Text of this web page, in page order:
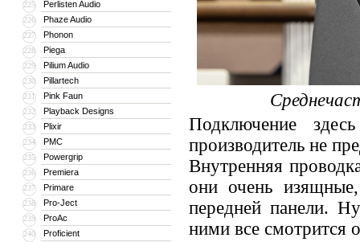
225 Perlisten Audio
226 Phaze Audio
227 Phonon
228 Piega
229 Pilium Audio
230 Pillartech
231 Pink Faun
232 Playback Designs
233 Plixir
234 PMC
235 Powergrip
236 Premiera
237 Primare
238 Pro-Ject
239 ProAc
240 Proficient
Подключение
производитель не
Внутренняя
они очень
передней панели.
ними все смотрится